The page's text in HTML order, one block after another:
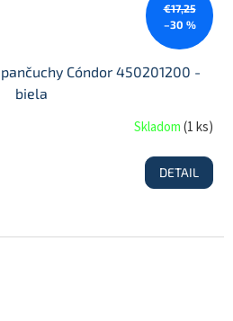
€17,25
–30 %
Cóndor 450201200 -
biela
Skladom(1 ks)
DETAIL